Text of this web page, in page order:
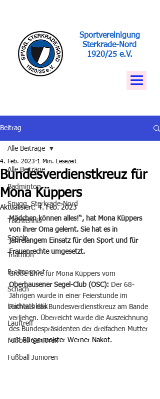
Sportvereinigung
Sterkrade-Nord
1920/25 e.V.
Beitrag
Alle Beiträge
Badminton
Spvgg. Sterkrade-Nord
Tischtennis
Segeln
Triathlon
Breitensport
Schach
Leichtathletik
Lauftreff
Fußball Senioren
Fußball Junioren
Alle Beiträge
Bundesverdienstkreuz für
Mona Küppers
4. Feb. 2023 1 Min. Lesezeit
Aktualisiert:4. Feb. 2023
Mädchen können alles!“, hat Mona Küppers
von ihrer Oma gelernt. Sie hat es in
jahrelangem Einsatz für den Sport und für
Frauenrechte umgesetzt.
Große Ehre für Mona Küppers vom
Oberhausener Segel-Club (OSC): Der 68-
Jährigen wurde in einer Feierstunde im
Rathaus das Bundesverdienstkreuz am Bande
verliehen. Überreicht wurde die Auszeichnung
des Bundespräsidenten der dreifachen Mutter
von Bürgermeister Werner Nakot.